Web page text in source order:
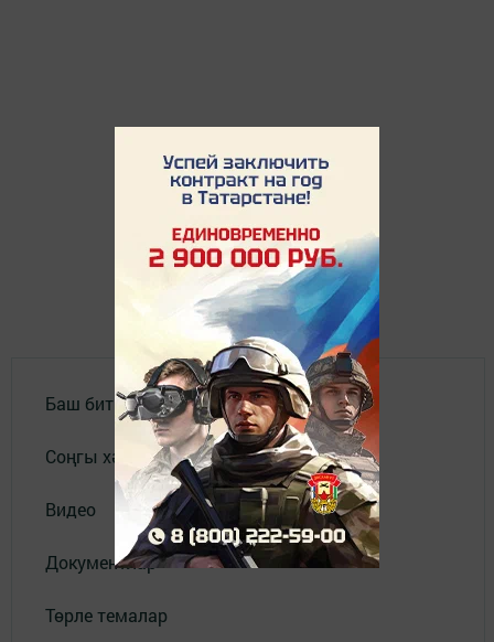
Баш бит
Соңгы хәбәрләр
Видео
Документлар
Төрле темалар